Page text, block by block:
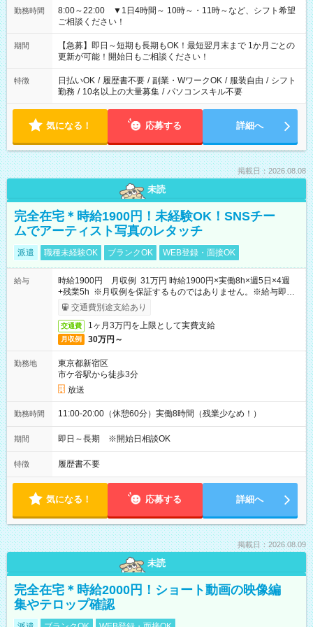
勤務時間
8:00～22:00 ▼1日4時間～ 10時～・11時～など、シフト希望
ご相談ください！
期間
【急募】即日～短期も長期もOK！最短翌月末まで 1か月ごとの
更新が可能！開始日もご相談ください！
特徴 日払いOK / 履歴書不要 / 副業・WワークOK / 服装自由 / シフト
勤務 / 10名以上の大量募集 / パソコンスキル不要
気になる！ 応募する 詳細へ
掲載日：2026.08.08
未読
完全在宅＊時給1900円！未経験OK！SNSチー
ムでアーティスト写真のレタッチ
派遣 職種未経験OK ブランクOK WEB登録・面接OK
給与
時給1900円 月収例 31万円 時給1900円×実働8h×週5日×4週
+残業5h ※月収例を保証するものではありません。※給与即受
取りサービス利用可（利用条件有）
交通費別途支給あり
交通費 1ヶ月3万円を上限として実費支給
月収例 30万円～
勤務地
東京都新宿区
市ケ谷駅から徒歩3分
放送
勤務時間 11:00-20:00（休憩60分）実働8時間（残業少なめ！）
期間 即日～長期 ※開始日相談OK
特徴 履歴書不要
気になる！ 応募する 詳細へ
掲載日：2026.08.09
未読
完全在宅＊時給2000円！ショート動画の映像編
集やテロップ確認